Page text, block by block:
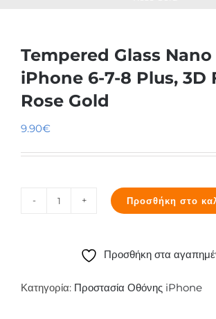
Tempered Glass
iPhone 6-7-8 Plus, 3D
Rose Gold
9.90€
Tempered
Nano
iPhone
Προσθήκη στο
Προσθήκη στα
Κατηγορία: Προστασία Οθόνης iPhone